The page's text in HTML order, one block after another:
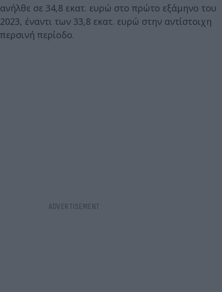
ανήλθε σε 34,8 εκατ. ευρώ στο πρώτο εξάμηνο του
2023, έναντι των 33,8 εκατ. ευρώ στην αντίστοιχη
περσινή περίοδο.